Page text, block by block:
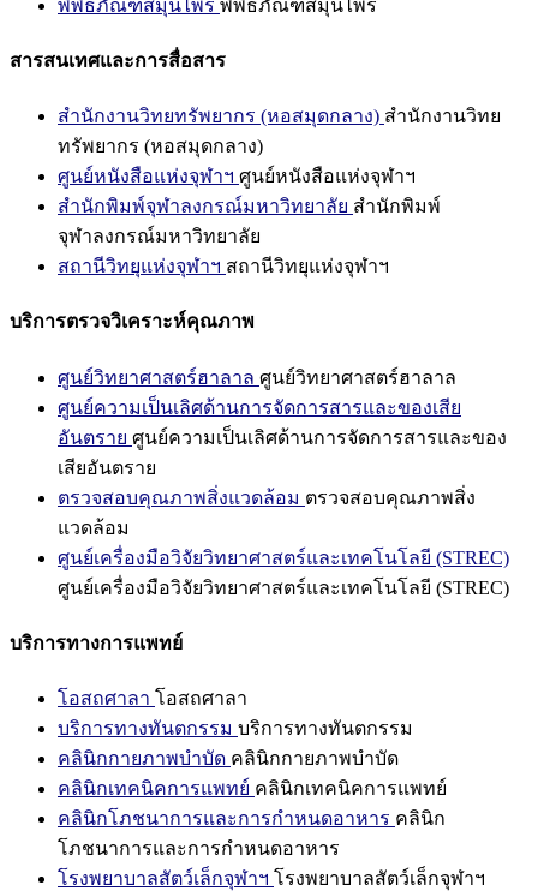
พิพิธภัณฑ์สมุนไพร พิพิธภัณฑ์สมุนไพร
สารสนเทศและการสื่อสาร
สำนักงานวิทยทรัพยากร (หอสมุดกลาง) สำนักงานวิทย
ทรัพยากร (หอสมุดกลาง)
ศูนย์หนังสือแห่งจุฬาฯ ศูนย์หนังสือแห่งจุฬาฯ
สำนักพิมพ์จุฬาลงกรณ์มหาวิทยาลัย สำนักพิมพ์
จุฬาลงกรณ์มหาวิทยาลัย
สถานีวิทยุแห่งจุฬาฯ สถานีวิทยุแห่งจุฬาฯ
บริการตรวจวิเคราะห์คุณภาพ
ศูนย์วิทยาศาสตร์ฮาลาล ศูนย์วิทยาศาสตร์ฮาลาล
ศูนย์ความเป็นเลิศด้านการจัดการสารและของเสีย
อันตราย ศูนย์ความเป็นเลิศด้านการจัดการสารและของ
เสียอันตราย
ตรวจสอบคุณภาพสิ่งแวดล้อม ตรวจสอบคุณภาพสิ่ง
แวดล้อม
ศูนย์เครื่องมือวิจัยวิทยาศาสตร์และเทคโนโลยี (STREC)
ศูนย์เครื่องมือวิจัยวิทยาศาสตร์และเทคโนโลยี (STREC)
บริการทางการแพทย์
โอสถศาลา โอสถศาลา
บริการทางทันตกรรม บริการทางทันตกรรม
คลินิกกายภาพบำบัด คลินิกกายภาพบำบัด
คลินิกเทคนิคการแพทย์ คลินิกเทคนิคการแพทย์
คลินิกโภชนาการและการกำหนดอาหาร คลินิก
โภชนาการและการกำหนดอาหาร
โรงพยาบาลสัตว์เล็กจุฬาฯ โรงพยาบาลสัตว์เล็กจุฬาฯ